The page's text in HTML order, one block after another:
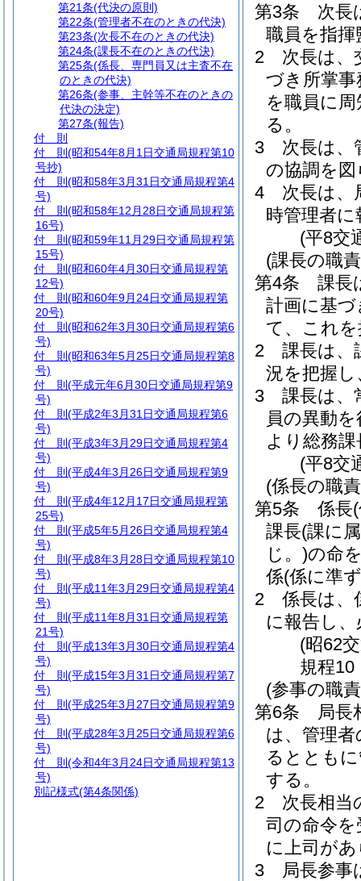
第3条
次長
職員を指
2
次長は、
づき所掌
を職員に
る。
3
次長は、
の協調を
4
次長は、
時管理者
(平8交
(課長の職
第4条
課長
計画に基
て、これ
2
課長は、
況を把握
3
課長は、
員の異動
より総務
(平8交
(係長の職
第5条
係長
課長(課に
じ。)の命
係(係に準
2
係長は、
に報告し
(昭62
規程10
(参事の職
第6条
局長
は、管理
るととも
する。
2
次長相当
司の命令
に上司が
3
局長参事
第21条(代決の原則)
第22条(管理者不在のときの代決)
第23条(次長不在のときの代決)
第24条(課長不在のときの代決)
第25条(係長、専門員又は主査不在
のときの代決)
第26条(参事、主幹等不在のときの
代決の決定)
第27条(報告)
付 則
付 則 (昭和54年8月1日交通局規程第10
号抄)
付 則 (昭和58年3月31日交通局規程第4
号)
付 則 (昭和58年12月28日交通局規程第
16号)
付 則 (昭和59年11月29日交通局規程第
15号)
付 則 (昭和60年4月30日交通局規程第
12号)
付 則 (昭和60年9月24日交通局規程第
20号)
付 則 (昭和62年3月30日交通局規程第6
号)
付 則 (昭和63年5月25日交通局規程第8
号)
付 則 (平成元年6月30日交通局規程第9
号)
付 則 (平成2年3月31日交通局規程第6
号)
付 則 (平成3年3月29日交通局規程第4
号)
付 則 (平成4年3月26日交通局規程第9
号)
付 則 (平成4年12月17日交通局規程第
25号)
付 則 (平成5年5月26日交通局規程第4
号)
付 則 (平成8年3月28日交通局規程第10
号)
付 則 (平成11年3月29日交通局規程第4
号)
付 則 (平成11年8月31日交通局規程第
21号)
付 則 (平成13年3月30日交通局規程第4
号)
付 則 (平成15年3月31日交通局規程第7
号)
付 則 (平成25年3月27日交通局規程第9
号)
付 則 (平成28年3月25日交通局規程第6
号)
付 則 (令和4年3月24日交通局規程第13
号)
別記様式(第4条関係)